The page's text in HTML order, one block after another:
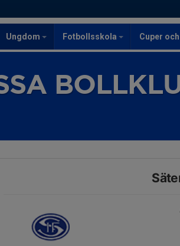
Ungdom Fotbollsskola Cuper